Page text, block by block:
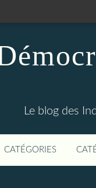
Le blog des
CATÉGORIES